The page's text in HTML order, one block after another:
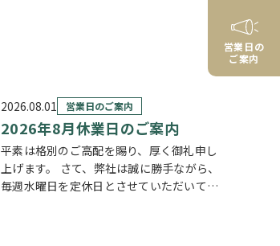
2026.08.01 営業日のご案内
2026年8月休業日のご案内
平素は格別のご高配を賜り、厚く御礼申し
上げます。 さて、弊社は誠に勝手ながら、
毎週水曜日を定休日とさせていただいてお
営業日の
ご案内